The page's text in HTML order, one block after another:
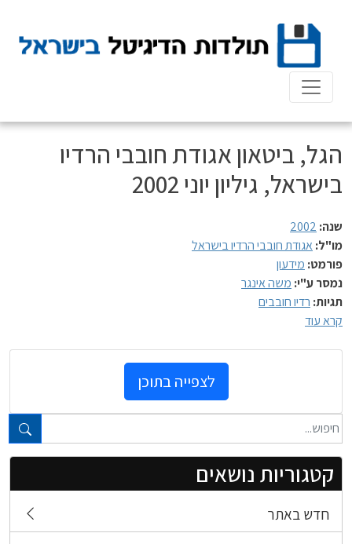
content
טקסט חופשי...
קטגוריות נושאים
חדש באתר
הגל, ביטאון אגודת חובבי הרדיו
בישראל, גיליון יוני 2002
שנה: 2002
מו"ל: אגודת חובבי הרדיו בישראל
פורמט: מידעון
נמסר ע"י: משה אינגר
תגיות: רדיו חובבים
קרא עוד
לצפייה בתוכן